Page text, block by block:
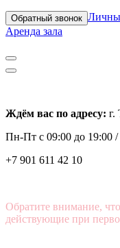
Обратный звонок
Аренда зала
Ждём вас по адресу: г.
Пн-Пт с 09:00 до 19:00 /
+7 901 611 42 10
Обратите внимание,
действующие при